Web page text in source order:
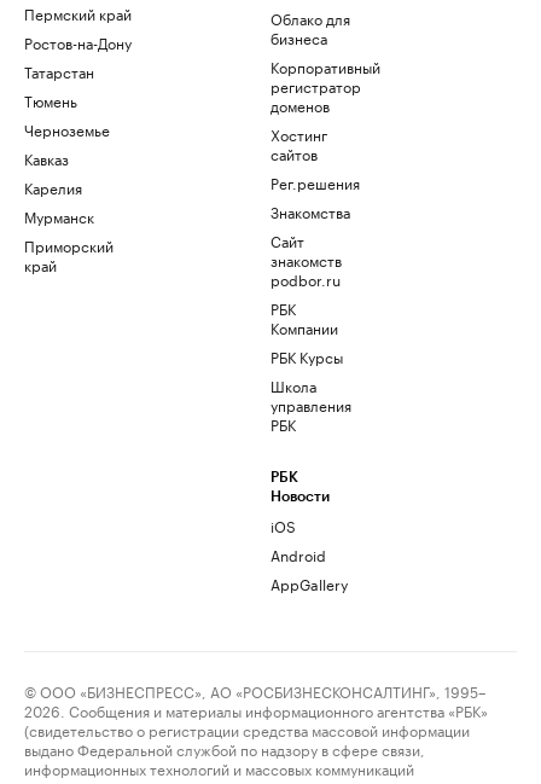
Пермский край
Ростов-на-Дону
Татарстан
Тюмень
Черноземье
Кавказ
Карелия
Мурманск
Приморский
край
Облако для
бизнеса
Корпоративный
регистратор
доменов
Хостинг
сайтов
Рег.решения
Знакомства
Сайт
знакомств
podbor.ru
РБК
Компании
РБК Курсы
Школа
управления
РБК
РБК
Новости
iOS
Android
AppGallery
© ООО «БИЗНЕСПРЕСС», АО «РОСБИЗНЕСКОНСАЛТИНГ», 1995–
2026. Сообщения и материалы информационного агентства «РБК»
(свидетельство о регистрации средства массовой информации
выдано Федеральной службой по надзору в сфере связи,
информационных технологий и массовых коммуникаций